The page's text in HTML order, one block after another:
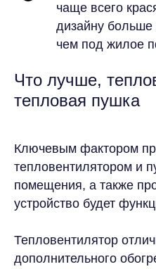
чаще всего
дизайну больше
чем под жилое
Что лучше,
тепловая пушка
Ключевым фактором
тепловентилятором и
помещения, а также
устройство будет
Тепловентилятор
дополнительного
Закажите расчёт
Оставьте заявку, и мы
которое сохранит комфорт
если за окном +40°C или